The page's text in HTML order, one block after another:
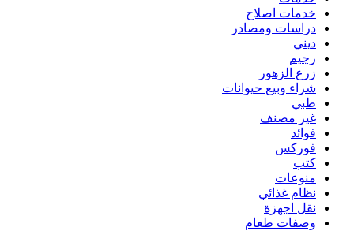
خدمات اصلاح
دراسات ومصادر
ديني
رجيم
زرع الزهور
شراء وبيع حيوانات
طبي
غير مصنف
فوائد
فوركس
كتب
منوعات
نظام غذائي
نقل اجهزة
وصفات طعام